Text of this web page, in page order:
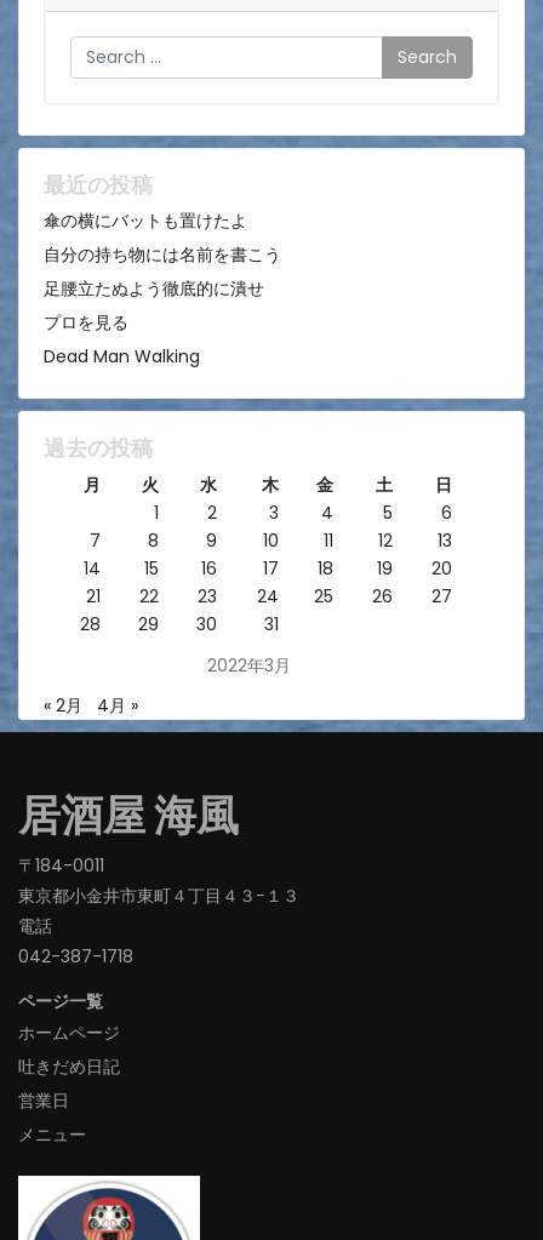
ビ
シ
ョ
ン
Search
最近の投稿
傘の横にバットも置けたよ
自分の持ち物には名前を書こう
足腰立たぬよう徹底的に潰せ
プロを見る
Dead Man Walking
過去の投稿
2022年3月
月 火 水 木 金 土
日
1
2 3 4 5
6
7
8 9 10 11 12
13
14
15 16 17 18 19
20
21
22 23 24 25 26
27
28
29 30 31
« 2月 4月 »
居酒屋 海風
〒184-0011
東京都小金井市東町４丁目４３−１３
電話
042-387-1718‬
ページ一覧
ホームページ
吐きだめ日記
営業日
メニュー